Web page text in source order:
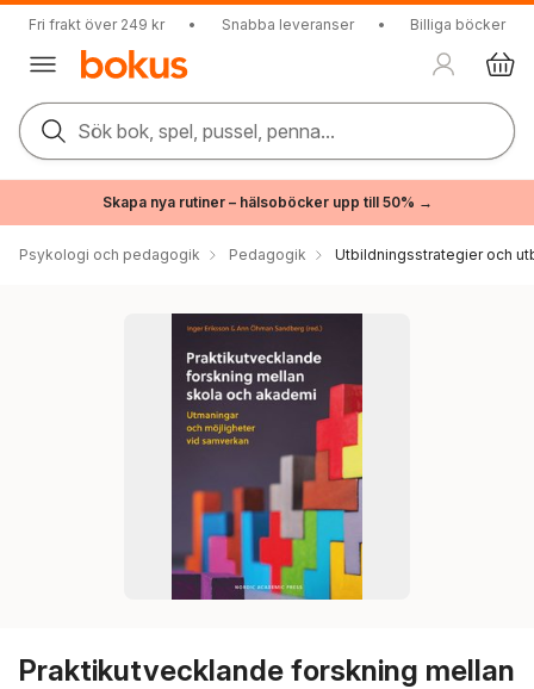
Fri frakt över 249 kr • Snabba leveranser • Billiga böcker
Sök bok, spel, pussel, penna...
Skapa nya rutiner – hälsoböcker upp till 50% →
Psykologi och pedagogik Pedagogik Utbildningsstrategier och
Praktikutvecklande forskning mellan